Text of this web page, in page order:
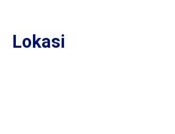
Lokasi